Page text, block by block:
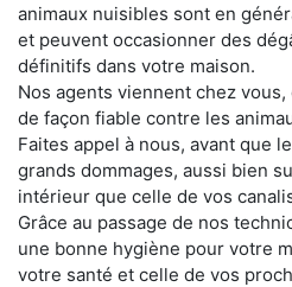
animaux nuisibles sont en
et peuvent occasionner des
définitifs dans votre maison.
Nos agents viennent chez
de façon fiable contre les
Faites appel à nous, avant que
grands dommages, aussi bien
intérieur que celle de vos
Grâce au passage de nos
une bonne hygiène pour votre
votre santé et celle de vos